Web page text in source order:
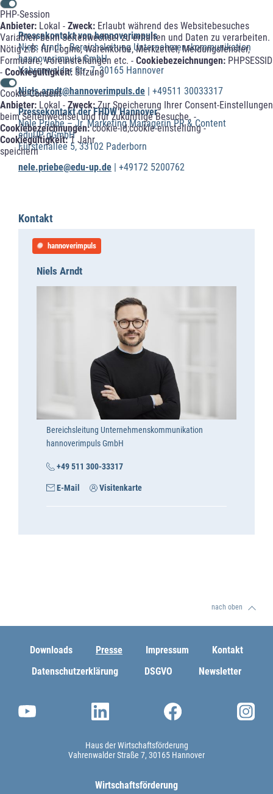
PHP-Session
Anbieter: Lokal - Zweck: Erlaubt während des Websitebesuches
Variablen beim Seitenwechsel zu erhalten und Daten zu verarbeiten.
Nötig z.B. für Logins, Warenkörbe, Merkzettel, Meldungsfenster,
Formulare, Voreinstellungen etc. - Cookiebezeichnungen: PHPSESSID
- Cookiegültigkeit: Sitzung
Cookie-Consent
Anbieter: Lokal - Zweck:Zur Speicherung Ihrer Consent-Einstellungen
beim Seitenwechsel und für zukünftige Besuche. -
Cookiebezeichnungen:cookie-id;cookie-einstellung -
Cookiegültigkeit:1 Jahr
speichern
Pressekontakt von hannoverimpuls
Niels Arndt - Bereichsleitung Unternehmenskommunikation
hannoverimpuls GmbH
Vahrenwalder Str. 7, 30165 Hannover
Niels.arndt@hannoverimpuls.de | +49511 30033317
Pressekontakt der FHDW Hannover
Nele Priebe – Jr. Marketing Managerin PR & Content
eduUP gGmbH
Fürstenallee 5, 33102 Paderborn
nele.priebe@edu-up.de | +49172 5200762
Kontakt
hannoverimpuls
Niels Arndt
Bereichsleitung Unternehmenskommunikation
hannoverimpuls GmbH
+49 511 300-33317
E-Mail Visitenkarte
nach oben
Downloads Presse Impressum
Kontakt
Datenschutzerklärung
DSGVO Newsletter
Haus der Wirtschaftsförderung
Vahrenwalder Straße 7 30165 Hannover
Wirtschaftsförderung